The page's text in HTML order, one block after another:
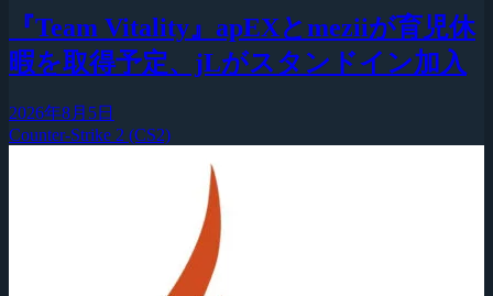
『Team Vitality』apEXとmeziiが育児休
暇を取得予定、jLがスタンドイン加入
2026年8月5日
Counter-Strike 2 (CS2)